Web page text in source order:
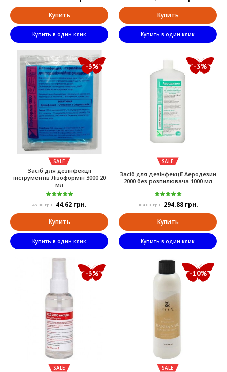
Купить
Купить в один клик
Купить
Купить в один клик
-3%
SALE
Засіб для дезінфекції
інструментів Лізоформін 3000 20
мл
46.00 грн. 44.62 грн.
Купить
Купить в один клик
-3%
SALE
Засіб для дезінфекції Аеродезин
2000 без розпилювача 1000 мл
304.00 грн. 294.88 грн.
Купить
Купить в один клик
-3%
SALE
-10%
SALE